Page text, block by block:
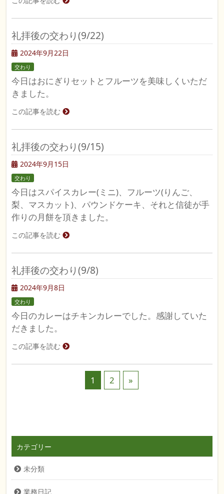
礼拝後の交わり(9/22)
2024年9月22日
交わり
今日はおにぎりセットとフルーツを美味しくいただ
きました。
この記事を読む
礼拝後の交わり(9/15)
2024年9月15日
交わり
今日はスパイスカレー(ミニ)、フルーツ(りんご、
梨、マスカット)、パウンドケーキ、それと信徒が手
作りの月餅を頂きました。
この記事を読む
礼拝後の交わり(9/8)
2024年9月8日
交わり
今日のカレーはチキンカレーでした。感謝していた
だきました。
この記事を読む
1 2 »
カテゴリー
未分類
業務日記